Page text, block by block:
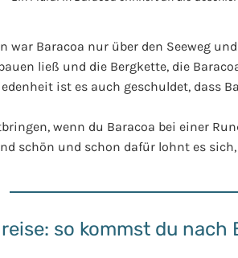
Baracoa nur über den Seeweg
ließ und die Bergkette, die
ist es auch geschuldet, dass
wenn du Baracoa bei einer
schön und schon dafür lohnt es
so kommst du nach